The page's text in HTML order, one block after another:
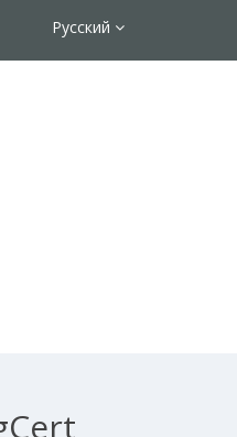
Русский